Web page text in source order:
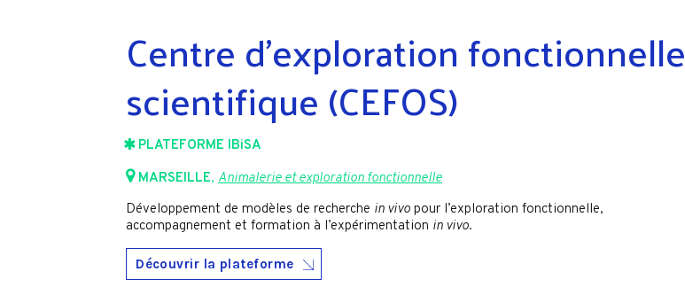
Centre d’exploration fonctionnelle
scientifique (CEFOS)
PLATEFORME IBiSA
MARSEILLE,Animalerie et exploration fonctionnelle
Développement de modèles de recherche in vivo pour l’exploration fonctionnelle,
accompagnement et formation à l’expérimentation in vivo.
Découvrir la plateforme